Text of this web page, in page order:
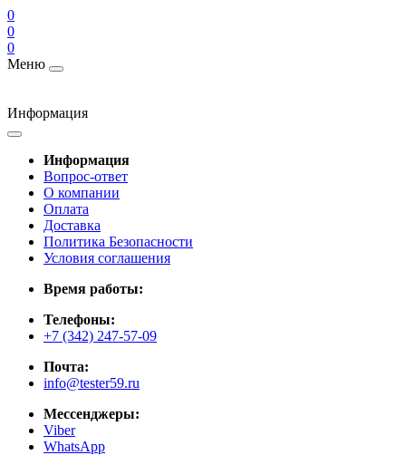
0
0
0
Меню
Информация
Информация
Вопрос-ответ
О компании
Оплата
Доставка
Политика Безопасности
Условия соглашения
Время работы:
Телефоны:
+7 (342) 247-57-09
Почта:
info@tester59.ru
Мессенджеры:
Viber
WhatsApp